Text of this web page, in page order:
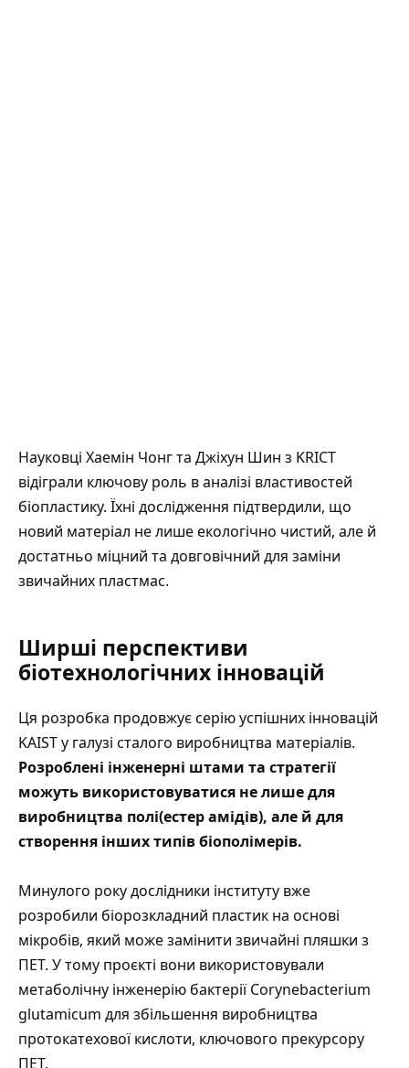
Науковці Хаемін Чонг та Джіхун Шин з KRICT
відіграли ключову роль в аналізі властивостей
біопластику. Їхні дослідження підтвердили, що
новий матеріал не лише екологічно чистий, але й
достатньо міцний та довговічний для заміни
звичайних пластмас.
Ширші перспективи
біотехнологічних інновацій
Ця розробка продовжує серію успішних інновацій
KAIST у галузі сталого виробництва матеріалів.
Розроблені інженерні штами та стратегії
можуть використовуватися не лише для
виробництва полі(естер амідів), але й для
створення інших типів біополімерів.
Минулого року дослідники інституту вже
розробили біорозкладний пластик на основі
мікробів, який може замінити звичайні пляшки з
ПЕТ. У тому проєкті вони використовували
метаболічну інженерію бактерії Corynebacterium
glutamicum для збільшення виробництва
протокатехової кислоти, ключового прекурсору
ПЕТ.